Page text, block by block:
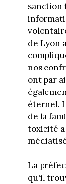
sanction
de Lyon
nos
ont par
éternel.
de la
toxicité
La
qu'il